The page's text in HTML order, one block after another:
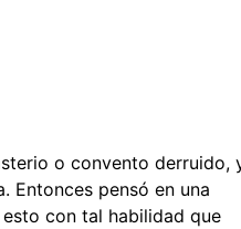
o convento derruido,
Entonces pensó en una
con tal habilidad que